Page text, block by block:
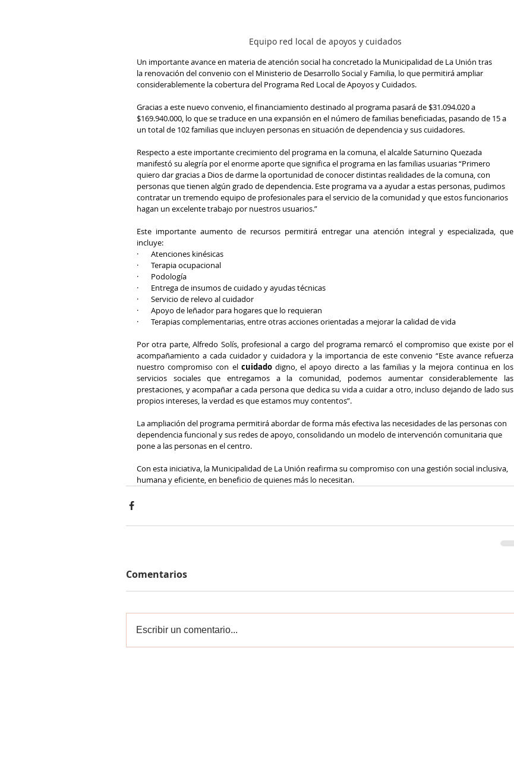
Equipo red local de apoyos y cuidados
Un importante avance en materia de atención social ha concretado la Municipalidad de La Unión tras
la renovación del convenio con el Ministerio de Desarrollo Social y Familia, lo que permitirá ampliar
considerablemente la cobertura del Programa Red Local de Apoyos y Cuidados.
Gracias a este nuevo convenio, el financiamiento destinado al programa pasará de $31.094.020 a
$169.940.000, lo que se traduce en una expansión en el número de familias beneficiadas, pasando de 15 a
un total de 102 familias que incluyen personas en situación de dependencia y sus cuidadores.
Respecto a este importante crecimiento del programa en la comuna, el alcalde Saturnino Quezada
manifestó su alegría por el enorme aporte que significa el programa en las familias usuarias “Primero
quiero dar gracias a Dios de darme la oportunidad de conocer distintas realidades de la comuna, con
personas que tienen algún grado de dependencia. Este programa va a ayudar a estas personas, pudimos
contratar un tremendo equipo de profesionales para el servicio de la comunidad y que estos funcionarios
hagan un excelente trabajo por nuestros usuarios.”
Este importante aumento de recursos permitirá entregar una atención integral y especializada, que
incluye:
·       Atenciones kinésicas
·       Terapia ocupacional
·       Podología
·       Entrega de insumos de cuidado y ayudas técnicas
·       Servicio de relevo al cuidador
·       Apoyo de leñador para hogares que lo requieran
·       Terapias complementarias, entre otras acciones orientadas a mejorar la calidad de vida
Por otra parte, Alfredo Solís, profesional a cargo del programa remarcó el compromiso que existe por el
acompañamiento a cada cuidador y cuidadora y la importancia de este convenio “Este avance refuerza
nuestro compromiso con el cuidado digno, el apoyo directo a las familias y la mejora continua en los
servicios sociales que entregamos a la comunidad, podemos aumentar considerablemente las
prestaciones, y acompañar a cada persona que dedica su vida a cuidar a otro, incluso dejando de lado sus
propios intereses, la verdad es que estamos muy contentos”.
La ampliación del programa permitirá abordar de forma más efectiva las necesidades de las personas con
dependencia funcional y sus redes de apoyo, consolidando un modelo de intervención comunitaria que
pone a las personas en el centro.
Con esta iniciativa, la Municipalidad de La Unión reafirma su compromiso con una gestión social inclusiva,
humana y eficiente, en beneficio de quienes más lo necesitan.
Comentarios
Escribir un comentario...